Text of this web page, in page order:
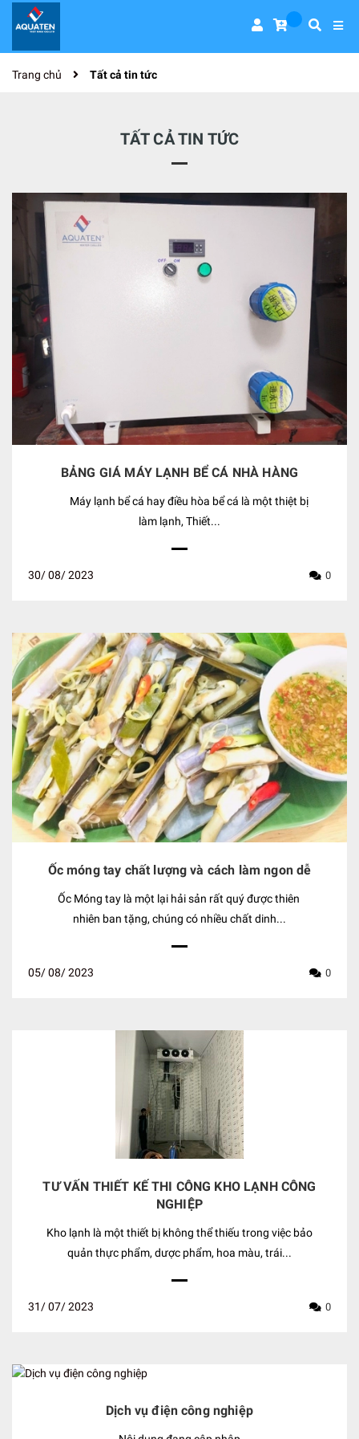
Trang chủ Tất cả tin tức
TẤT CẢ TIN TỨC
BẢNG GIÁ MÁY LẠNH BỂ CÁ NHÀ HÀNG
Máy lạnh bể cá hay điều hòa bể cá là một thiệt bị
làm lạnh, Thiết...
30/08/2023 0
Ốc móng tay chất lượng và cách làm ngon dễ
Ốc Móng tay là một lại hải sản rất quý được thiên
nhiên ban tặng, chúng có nhiều chất dinh...
05/08/2023 0
TƯ VẤN THIẾT KẾ THI CÔNG KHO LẠNH CÔNG
NGHIỆP
Kho lạnh là một thiết bị không thể thiếu trong việc bảo
quản thực phẩm, dược phẩm, hoa màu, trái...
31/07/2023 0
Dịch vụ điện công nghiệp